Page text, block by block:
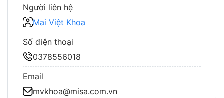
Người liên hệ
Mai Việt Khoa
Số điện thoại
0378556018
Email
mvkhoa@misa.com.vn